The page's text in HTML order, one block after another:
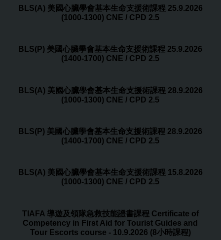
BLS(A) 美國心臟學會基本生命支援術課程 25.9.2026
(1000-1300) CNE / CPD 2.5
BLS(P) 美國心臟學會基本生命支援術課程 25.9.2026
(1400-1700) CNE / CPD 2.5
BLS(A) 美國心臟學會基本生命支援術課程 28.9.2026
(1000-1300) CNE / CPD 2.5
BLS(P) 美國心臟學會基本生命支援術課程 28.9.2026
(1400-1700) CNE / CPD 2.5
BLS(A) 美國心臟學會基本生命支援術課程 15.8.2026
(1000-1300) CNE / CPD 2.5
TIAFA 導遊及領隊急救技能證書課程 Certificate of
Competency in First Aid for Tourist Guides and
Tour Escorts course - 10.9.2026 (8小時課程)